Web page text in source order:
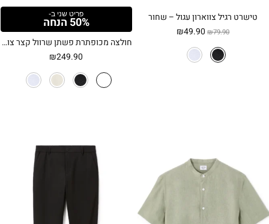
טישרט רגיל צווארון עגול – שחור
₪79.90
המחיר
היה:
₪49.90 המחיר
פריט שני ב-
50% הנחה
חולצה מכופתרת פשתן שרוול קצר צווארון מנדרינה גזרה רגילה
₪249.90